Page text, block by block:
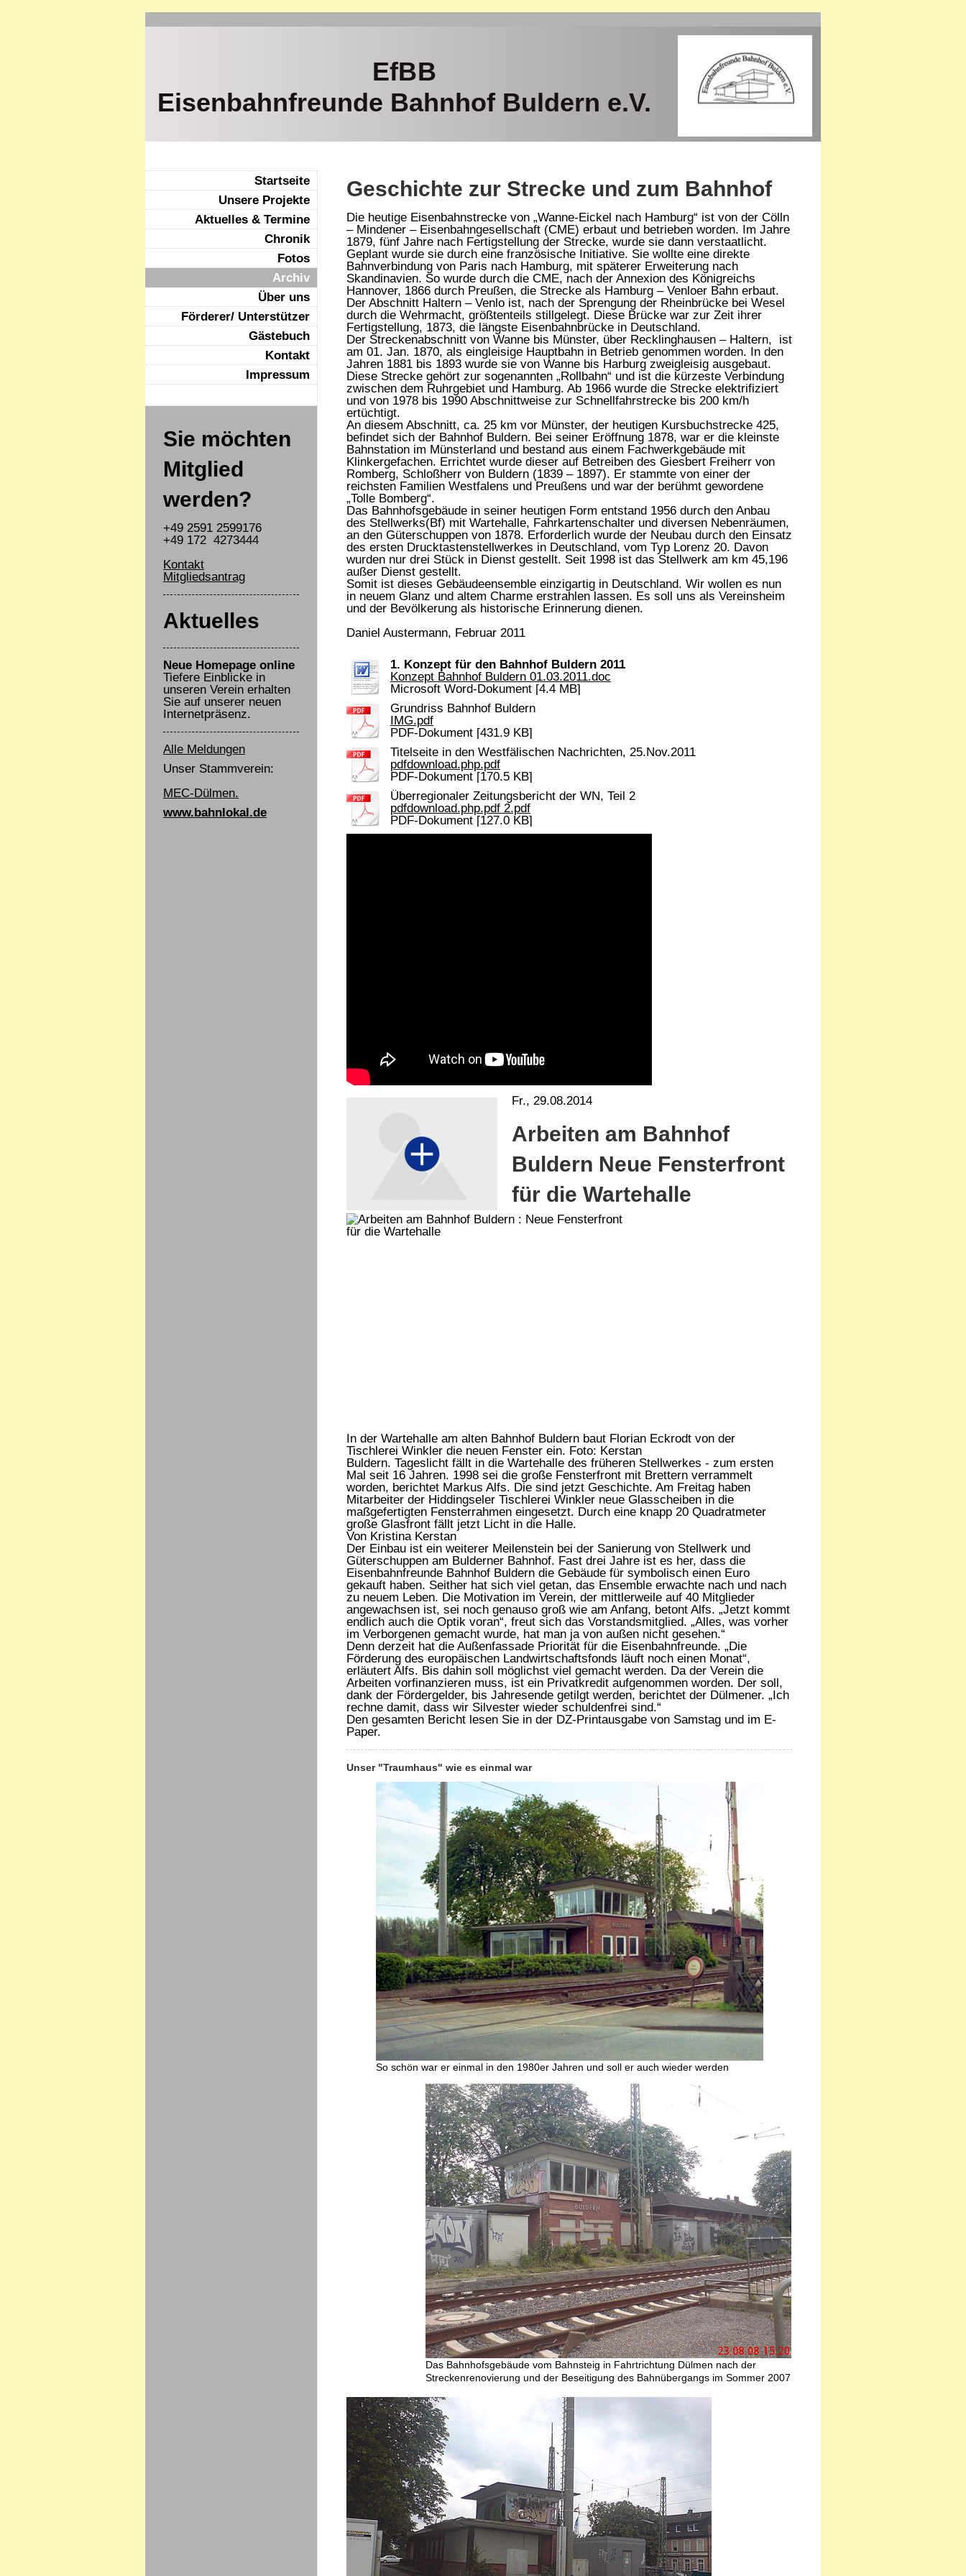
EfBB
Eisenbahnfreunde Bahnhof Buldern e.V.
Geschichte zur Strecke und zum Bahnhof
Die heutige Eisenbahnstrecke von „Wanne-Eickel nach Hamburg“ ist von der Cölln
– Mindener – Eisenbahngesellschaft (CME) erbaut und betrieben worden. Im Jahre
1879, fünf Jahre nach Fertigstellung der Strecke, wurde sie dann verstaatlicht.
Geplant wurde sie durch eine französische Initiative. Sie wollte eine direkte
Bahnverbindung von Paris nach Hamburg, mit späterer Erweiterung nach
Skandinavien. So wurde durch die CME, nach der Annexion des Königreichs
Hannover, 1866 durch Preußen, die Strecke als Hamburg – Venloer Bahn erbaut.
Der Abschnitt Haltern – Venlo ist, nach der Sprengung der Rheinbrücke bei Wesel
durch die Wehrmacht, größtenteils stillgelegt. Diese Brücke war zur Zeit ihrer
Fertigstellung, 1873, die längste Eisenbahnbrücke in Deutschland.
Der Streckenabschnitt von Wanne bis Münster, über Recklinghausen – Haltern, ist
am 01. Jan. 1870, als eingleisige Hauptbahn in Betrieb genommen worden. In den
Jahren 1881 bis 1893 wurde sie von Wanne bis Harburg zweigleisig ausgebaut.
Diese Strecke gehört zur sogenannten „Rollbahn“ und ist die kürzeste Verbindung
zwischen dem Ruhrgebiet und Hamburg. Ab 1966 wurde die Strecke elektrifiziert
und von 1978 bis 1990 Abschnittweise zur Schnellfahrstrecke bis 200 km/h
ertüchtigt.
An diesem Abschnitt, ca. 25 km vor Münster, der heutigen Kursbuchstrecke 425,
befindet sich der Bahnhof Buldern. Bei seiner Eröffnung 1878, war er die kleinste
Bahnstation im Münsterland und bestand aus einem Fachwerkgebäude mit
Klinkergefachen. Errichtet wurde dieser auf Betreiben des Giesbert Freiherr von
Romberg, Schloßherr von Buldern (1839 – 1897). Er stammte von einer der
reichsten Familien Westfalens und Preußens und war der berühmt gewordene
„Tolle Bomberg“.
Das Bahnhofsgebäude in seiner heutigen Form entstand 1956 durch den Anbau
des Stellwerks(Bf) mit Wartehalle, Fahrkartenschalter und diversen Nebenräumen,
an den Güterschuppen von 1878. Erforderlich wurde der Neubau durch den Einsatz
des ersten Drucktastenstellwerkes in Deutschland, vom Typ Lorenz 20. Davon
wurden nur drei Stück in Dienst gestellt. Seit 1998 ist das Stellwerk am km 45,196
außer Dienst gestellt.
Somit ist dieses Gebäudeensemble einzigartig in Deutschland. Wir wollen es nun
in neuem Glanz und altem Charme erstrahlen lassen. Es soll uns als Vereinsheim
und der Bevölkerung als historische Erinnerung dienen.
Daniel Austermann, Februar 2011
1. Konzept für den Bahnhof Buldern 2011
Konzept Bahnhof Buldern 01.03.2011.doc
Microsoft Word-Dokument [4.4 MB]
Grundriss Bahnhof Buldern
IMG.pdf
PDF-Dokument [431.9 KB]
Titelseite in den Westfälischen Nachrichten, 25.Nov.2011
pdfdownload.php.pdf
PDF-Dokument [170.5 KB]
Überregionaler Zeitungsbericht der WN, Teil 2
pdfdownload.php.pdf 2.pdf
PDF-Dokument [127.0 KB]
Fr., 29.08.2014
Arbeiten am Bahnhof
Buldern Neue Fensterfront
für die Wartehalle
In der Wartehalle am alten Bahnhof Buldern baut Florian Eckrodt von der
Tischlerei Winkler die neuen Fenster ein. Foto: Kerstan
Buldern. Tageslicht fällt in die Wartehalle des früheren Stellwerkes - zum ersten
Mal seit 16 Jahren. 1998 sei die große Fensterfront mit Brettern verrammelt
worden, berichtet Markus Alfs. Die sind jetzt Geschichte. Am Freitag haben
Mitarbeiter der Hiddingseler Tischlerei Winkler neue Glasscheiben in die
maßgefertigten Fensterrahmen eingesetzt. Durch eine knapp 20 Quadratmeter
große Glasfront fällt jetzt Licht in die Halle.
Von Kristina Kerstan
Der Einbau ist ein weiterer Meilenstein bei der Sanierung von Stellwerk und
Güterschuppen am Bulderner Bahnhof. Fast drei Jahre ist es her, dass die
Eisenbahnfreunde Bahnhof Buldern die Gebäude für symbolisch einen Euro
gekauft haben. Seither hat sich viel getan, das Ensemble erwachte nach und nach
zu neuem Leben. Die Motivation im Verein, der mittlerweile auf 40 Mitglieder
angewachsen ist, sei noch genauso groß wie am Anfang, betont Alfs. „Jetzt kommt
endlich auch die Optik voran“, freut sich das Vorstandsmitglied. „Alles, was vorher
im Verborgenen gemacht wurde, hat man ja von außen nicht gesehen.“
Denn derzeit hat die Außenfassade Priorität für die Eisenbahnfreunde. „Die
Förderung des europäischen Landwirtschaftsfonds läuft noch einen Monat“,
erläutert Alfs. Bis dahin soll möglichst viel gemacht werden. Da der Verein die
Arbeiten vorfinanzieren muss, ist ein Privatkredit aufgenommen worden. Der soll,
dank der Fördergelder, bis Jahresende getilgt werden, berichtet der Dülmener. „Ich
rechne damit, dass wir Silvester wieder schuldenfrei sind.“
Den gesamten Bericht lesen Sie in der DZ-Printausgabe von Samstag und im E-
Paper.
Unser "Traumhaus" wie es einmal war
So schön war er einmal in den 1980er Jahren und soll er auch wieder werden
Das Bahnhofsgebäude vom Bahnsteig in Fahrtrichtung Dülmen nach der
Streckenrenovierung und der Beseitigung des Bahnübergangs im Sommer 2007
Startseite
Unsere Projekte
Aktuelles & Termine
Chronik
Fotos
Archiv
Über uns
Förderer/ Unterstützer
Gästebuch
Kontakt
Impressum
Sie möchten
Mitglied
werden?
+49 2591 2599176
+49 172 4273444
Kontakt
Mitgliedsantrag
Aktuelles
Neue Homepage online
Tiefere Einblicke in
unseren Verein erhalten
Sie auf unserer neuen
Internetpräsenz.
Alle Meldungen
Unser Stammverein:
MEC-Dülmen.
www.bahnlokal.de